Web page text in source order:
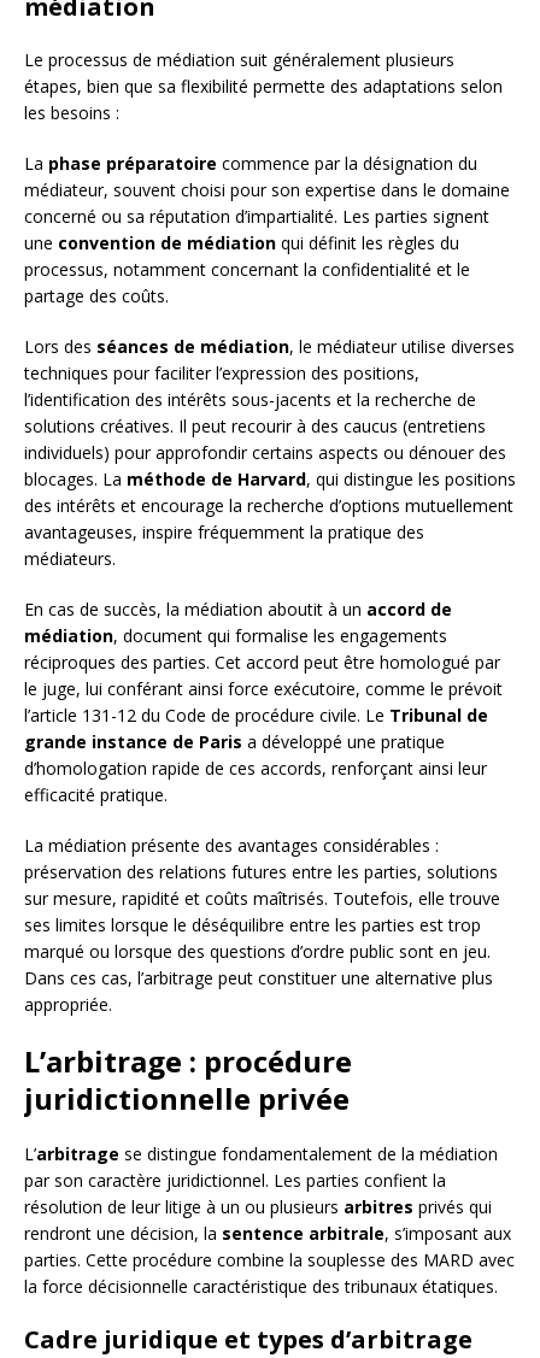
médiation
Le processus de médiation suit généralement plusieurs
étapes, bien que sa flexibilité permette des adaptations selon
les besoins :
La phase préparatoire commence par la désignation du
médiateur, souvent choisi pour son expertise dans le domaine
concerné ou sa réputation d’impartialité. Les parties signent
une convention de médiation qui définit les règles du
processus, notamment concernant la confidentialité et le
partage des coûts.
Lors des séances de médiation, le médiateur utilise diverses
techniques pour faciliter l’expression des positions,
l’identification des intérêts sous-jacents et la recherche de
solutions créatives. Il peut recourir à des caucus (entretiens
individuels) pour approfondir certains aspects ou dénouer des
blocages. La méthode de Harvard, qui distingue les positions
des intérêts et encourage la recherche d’options mutuellement
avantageuses, inspire fréquemment la pratique des
médiateurs.
En cas de succès, la médiation aboutit à un accord de
médiation, document qui formalise les engagements
réciproques des parties. Cet accord peut être homologué par
le juge, lui conférant ainsi force exécutoire, comme le prévoit
l’article 131-12 du Code de procédure civile. Le Tribunal de
grande instance de Paris a développé une pratique
d’homologation rapide de ces accords, renforçant ainsi leur
efficacité pratique.
La médiation présente des avantages considérables :
préservation des relations futures entre les parties, solutions
sur mesure, rapidité et coûts maîtrisés. Toutefois, elle trouve
ses limites lorsque le déséquilibre entre les parties est trop
marqué ou lorsque des questions d’ordre public sont en jeu.
Dans ces cas, l’arbitrage peut constituer une alternative plus
appropriée.
L’arbitrage : procédure
juridictionnelle privée
L’arbitrage se distingue fondamentalement de la médiation
par son caractère juridictionnel. Les parties confient la
résolution de leur litige à un ou plusieurs arbitres privés qui
rendront une décision, la sentence arbitrale, s’imposant aux
parties. Cette procédure combine la souplesse des MARD avec
la force décisionnelle caractéristique des tribunaux étatiques.
Cadre juridique et types d’arbitrage